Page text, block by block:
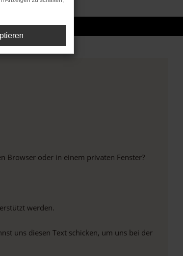
Browser oder in einem privaten Fenster?
werden.
uns diesen Text schicken, um uns bei der